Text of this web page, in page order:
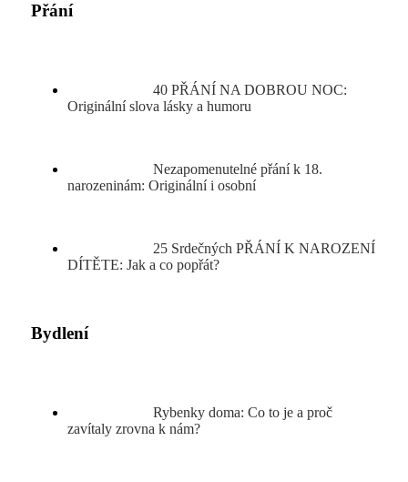
Přání
40 PŘÁNÍ NA DOBROU NOC:
Originální slova lásky a humoru
Nezapomenutelné přání k 18.
narozeninám: Originální i osobní
25 Srdečných PŘÁNÍ K NAROZENÍ
DÍTĚTE: Jak a co popřát?
Bydlení
Rybenky doma: Co to je a proč
zavítaly zrovna k nám?